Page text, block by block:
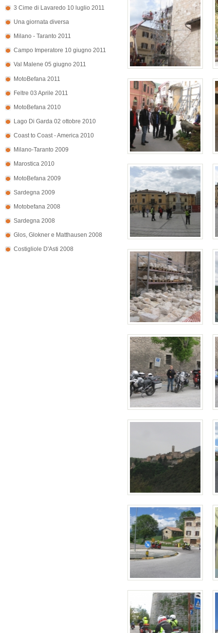
3 Cime di Lavaredo 10 luglio 2011
Una giornata diversa
Milano - Taranto 2011
Campo Imperatore 10 giugno 2011
Val Malene 05 giugno 2011
MotoBefana 2011
Feltre 03 Aprile 2011
MotoBefana 2010
Lago Di Garda 02 ottobre 2010
Coast to Coast - America 2010
Milano-Taranto 2009
Marostica 2010
MotoBefana 2009
Sardegna 2009
Motobefana 2008
Sardegna 2008
Glos, Glokner e Matthausen 2008
Costigliole D'Asti 2008